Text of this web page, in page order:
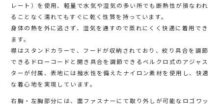
レート）を使用、軽量で水気や湿気の多い所でも断熱性が損なわれ
ることなく濡れてもすぐに乾く性質を持っています。
身体の熱を外に逃さず、湿気を通すので蒸れにくく快適に着用でき
ます。
襟はスタンドカラーで、フードが収納されており、絞り具合を調節
できるドローコードと開き具合を調節できるベルクロ式のアジャス
ターが付属、表地には撥水性を備えたナイロン素材を使用し、快適
な着心地を実現しています。
右胸・左胸部分には、面ファスナーにて取り外しが可能なロゴワッ